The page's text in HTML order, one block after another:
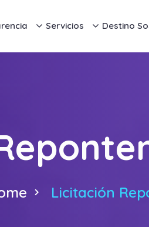
Servicios Destino
Licitación